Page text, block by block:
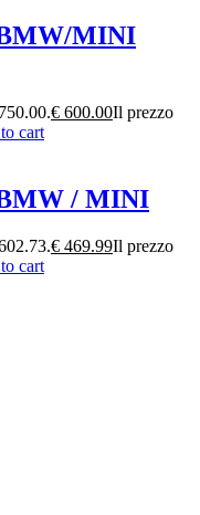
MINI
€ 600.00Il prezzo
cart
/ MINI
€ 469.99Il prezzo
cart